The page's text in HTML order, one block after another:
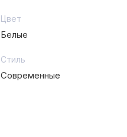
Цвет
Белые
Стиль
Современные